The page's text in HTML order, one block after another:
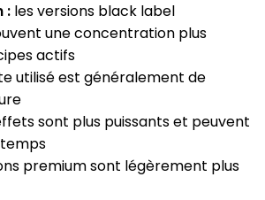
: les versions black label
une concentration plus
actifs
utilisé est généralement de
sont plus puissants et peuvent
premium sont légèrement plus